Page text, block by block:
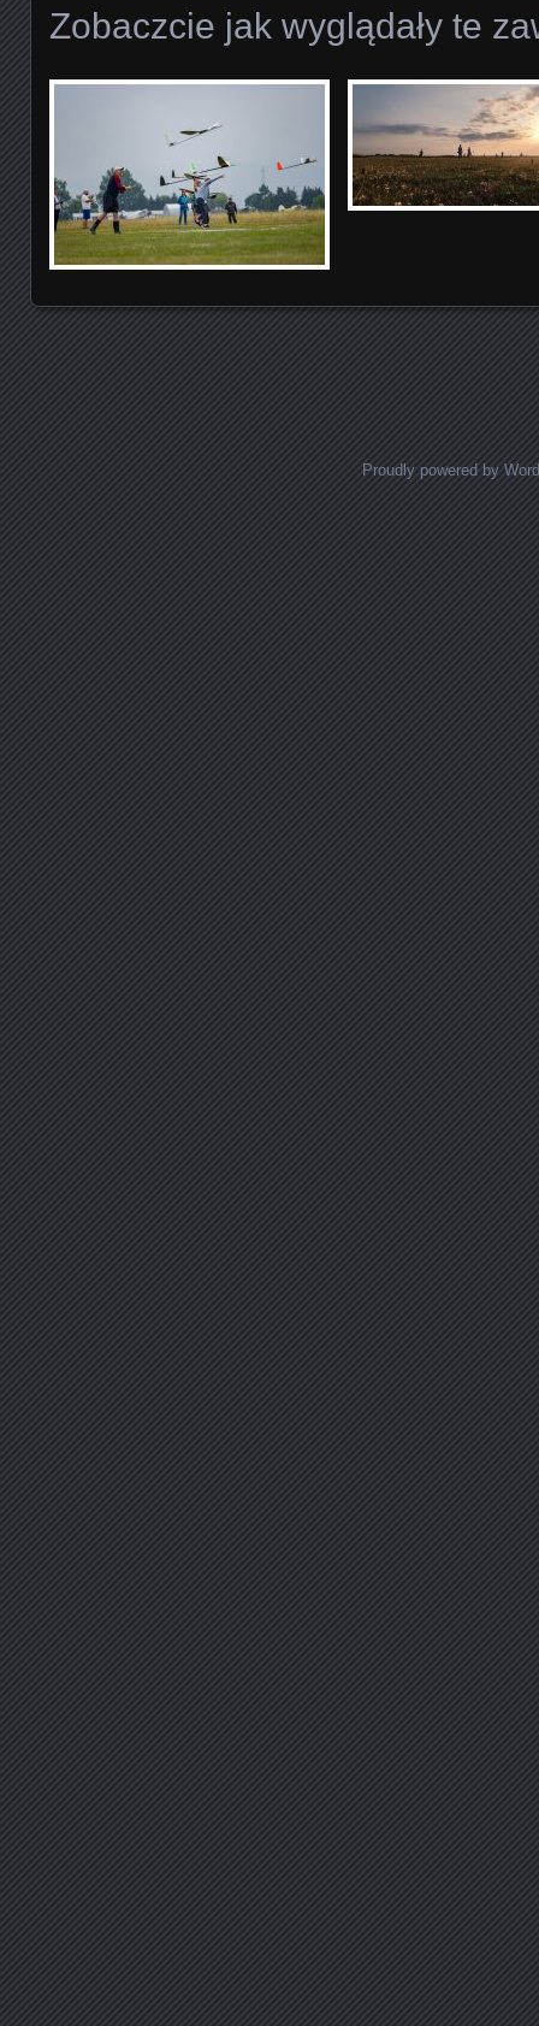
Zobaczcie jak wyglądały te
Proudly powered by